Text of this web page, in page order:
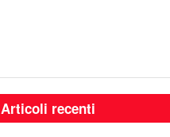
Articoli recenti